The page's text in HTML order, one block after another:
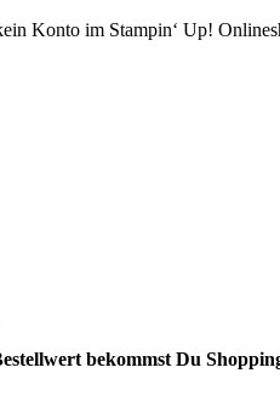
Konto im Stampin‘ Up!
bekommst Du